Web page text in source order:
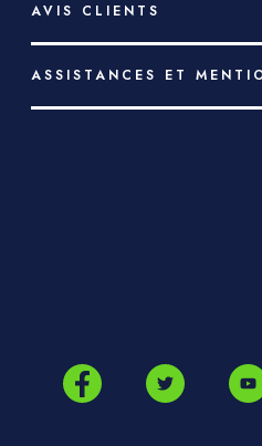
AVIS CLIENTS
ASSISTANCES ET